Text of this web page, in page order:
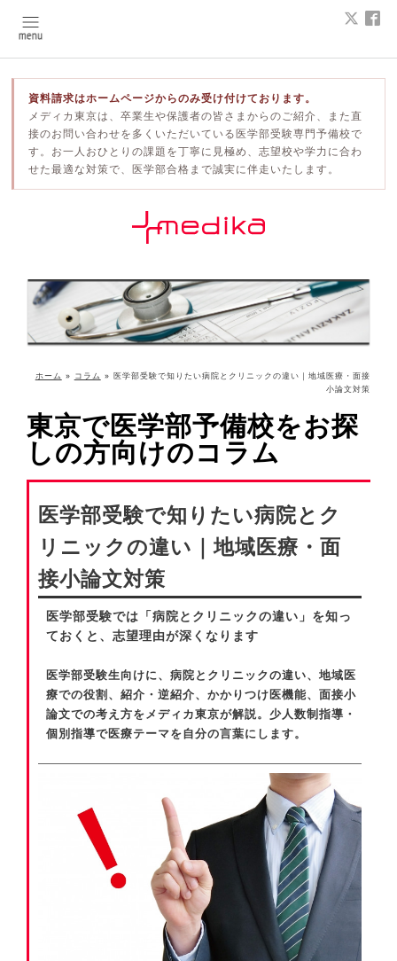
資料請求はホームページからのみ受け付けております。
メディカ東京は、卒業生や保護者の皆さまからのご紹介、また直
接のお問い合わせを多くいただいている医学部受験専門予備校で
す。お一人おひとりの課題を丁寧に見極め、志望校や学力に合わ
せた最適な対策で、医学部合格まで誠実に伴走いたします。
ホーム » コラム » 医学部受験で知りたい病院とクリニックの違い｜地域医療・面接
小論文対策
東京で医学部予備校をお探
しの方向けのコラム
医学部受験で知りたい病院とク
リニックの違い｜地域医療・面
接小論文対策
医学部受験では「病院とクリニックの違い」を知っ
ておくと、志望理由が深くなります
医学部受験生向けに、病院とクリニックの違い、地域医
療での役割、紹介・逆紹介、かかりつけ医機能、面接小
論文での考え方をメディカ東京が解説。少人数制指導・
個別指導で医療テーマを自分の言葉にします。